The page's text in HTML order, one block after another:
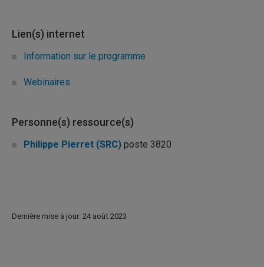
Lien(s) internet
Information sur le programme
Webinaires
Personne(s) ressource(s)
Philippe Pierret (SRC) poste 3820
Dernière mise à jour: 24 août 2023